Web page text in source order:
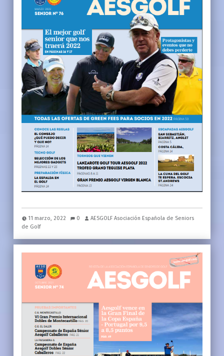
11 marzo, 2022 0
AESGOLF Asociación Española de Seniors
de Golf